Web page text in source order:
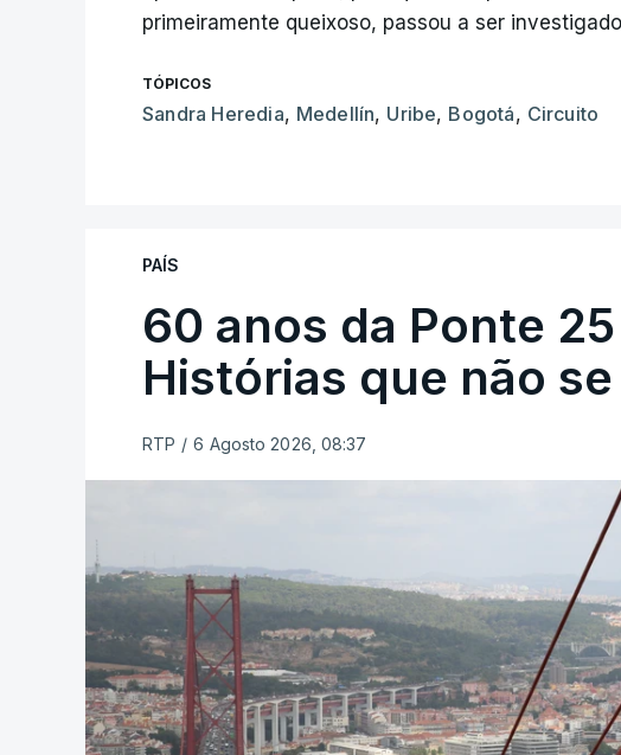
primeiramente queixoso, passou a ser
TÓPICOS
Sandra Heredia, Medellín, Uribe, Bogotá, Circuito
PAÍS
60 anos da Ponte
Histórias que não
RTP / 6 Agosto 2026, 08:37